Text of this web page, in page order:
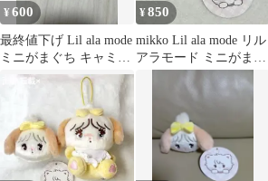
¥600
最終値下げ Lil ala mode
ミニがまぐち キャミー
ピンク mikko
¥850
mikko Lil ala mode リル
アラモード ミニがま
口 ムース